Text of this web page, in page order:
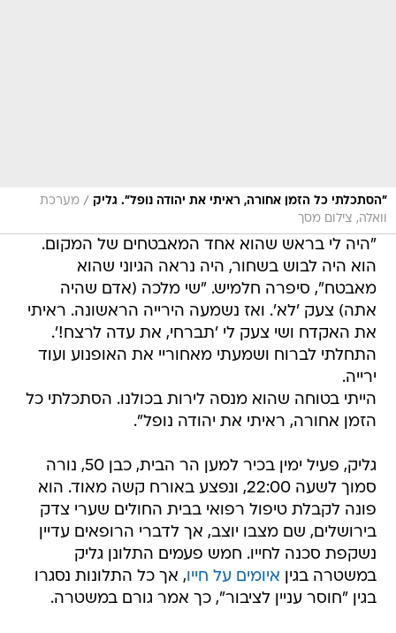
"הסתכלתי כל הזמן אחורה, ראיתי את יהודה נופל". גליק / מערכת
וואלה, צילום מסך
"היה לי בראש שהוא אחד המאבטחים של המקום.
הוא היה לבוש בשחור, היה נראה הגיוני שהוא
מאבטח", סיפרה חלמיש. "שי מלכה (אדם שהיה
אתה) צעק 'לא'. ואז נשמעה הירייה הראשונה. ראיתי
את האקדח ושי צעק לי 'תברחי, את עדה לרצח!'.
התחלתי לברוח ושמעתי מאחוריי את האופנוע ועוד
ירייה.
הייתי בטוחה שהוא מנסה לירות בכולנו. הסתכלתי כל
הזמן אחורה, ראיתי את יהודה נופל".
גליק, פעיל ימין בכיר למען הר הבית, כבן 50, נורה
סמוך לשעה 22:00, ונפצע באורח קשה מאוד. הוא
פונה לקבלת טיפול רפואי בבית החולים שערי צדק
בירושלים, שם מצבו יוצב, אך לדברי הרופאים עדיין
נשקפת סכנה לחייו. חמש פעמים התלונן גליק
במשטרה בגין איומים על חייו, אך כל התלונות נסגרו
בגין "חוסר עניין לציבור", כך אמר גורם במשטרה.